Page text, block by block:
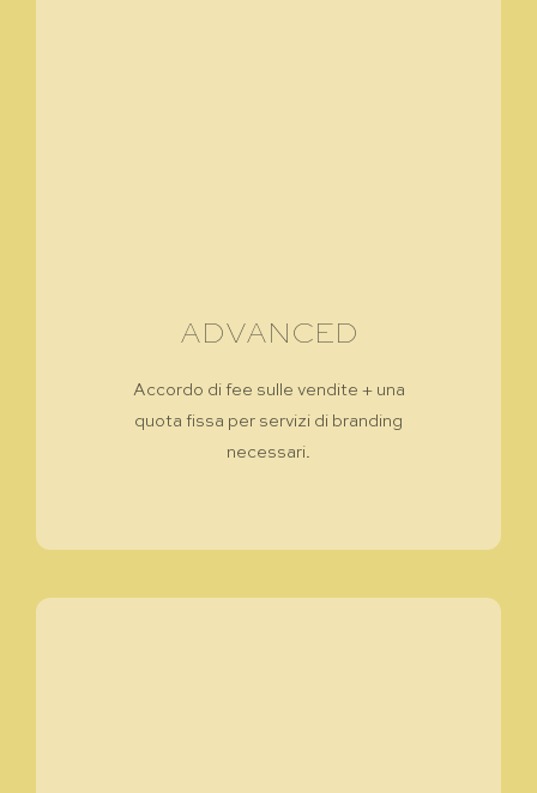
ADVANCED
Accordo di fee sulle vendite + una
quota fissa per servizi di branding
necessari.